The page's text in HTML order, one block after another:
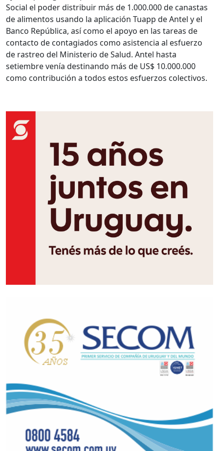
Social el poder distribuir más de 1.000.000 de canastas
de alimentos usando la aplicación Tuapp de Antel y el
Banco República, así como el apoyo en las tareas de
contacto de contagiados como asistencia al esfuerzo
de rastreo del Ministerio de Salud. Antel hasta
setiembre venía destinando más de US$ 10.000.000
como contribución a todos estos esfuerzos colectivos.